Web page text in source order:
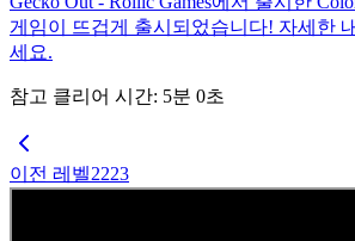
게임이 뜨겁게 출시되었습니다! 자세한
세요.
참고 클리어 시간: 5분 0초
이전 레벨2223